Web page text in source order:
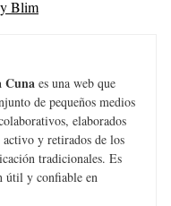
y Blim
Cuna es una web que
de pequeños medios
elaborados
y retirados de los
tradicionales. Es
útil y confiable en